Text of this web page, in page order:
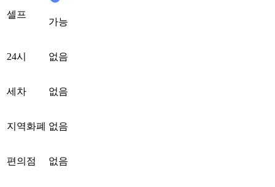
셀프
가능
24시 없음
세차 없음
지역화폐 없음
편의점 없음